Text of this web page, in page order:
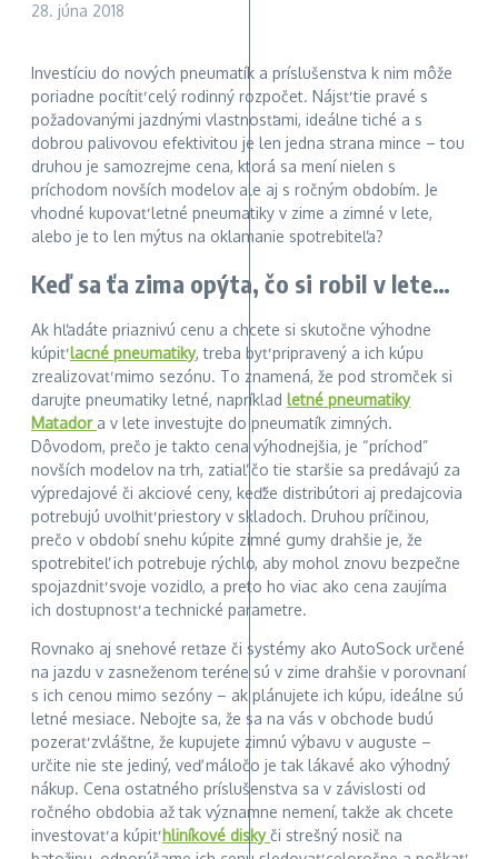
28. júna 2018
Investíciu do nových pneumatík a príslušenstva k nim môže
poriadne pocítiť celý rodinný rozpočet. Nájsť tie pravé s
požadovanými jazdnými vlastnosťami, ideálne tiché a s
dobrou palivovou efektivitou je len jedna strana mince – tou
druhou je samozrejme cena, ktorá sa mení nielen s
príchodom novších modelov ale aj s ročným obdobím. Je
vhodné kupovať letné pneumatiky v zime a zimné v lete,
alebo je to len mýtus na oklamanie spotrebiteľa?
Keď sa ťa zima opýta, čo si robil v lete…
Ak hľadáte priaznivú cenu a chcete si skutočne výhodne
kúpiťlacné pneumatiky, treba byť pripravený a ich kúpu
zrealizovať mimo sezónu. To znamená, že pod stromček si
darujte pneumatiky letné, napríklad letné pneumatiky
Matador a v lete investujte do pneumatík zimných.
Dôvodom, prečo je takto cena výhodnejšia, je “príchod”
novších modelov na trh, zatiaľ čo tie staršie sa predávajú za
výpredajové či akciové ceny, keďže distribútori aj predajcovia
potrebujú uvoľniť priestory v skladoch. Druhou príčinou,
prečo v období snehu kúpite zimné gumy drahšie je, že
spotrebiteľ ich potrebuje rýchlo, aby mohol znovu bezpečne
spojazdniť svoje vozidlo, a preto ho viac ako cena zaujíma
ich dostupnosť a technické parametre.
Rovnako aj snehové reťaze či systémy ako AutoSock určené
na jazdu v zasneženom teréne sú v zime drahšie v porovnaní
s ich cenou mimo sezóny – ak plánujete ich kúpu, ideálne sú
letné mesiace. Nebojte sa, že sa na vás v obchode budú
pozerať zvláštne, že kupujete zimnú výbavu v auguste –
určite nie ste jediný, veď máločo je tak lákavé ako výhodný
nákup. Cena ostatného príslušenstva sa v závislosti od
ročného obdobia až tak významne nemení, takže ak chcete
investovať a kúpiťhliníkové diskyči strešný nosič na